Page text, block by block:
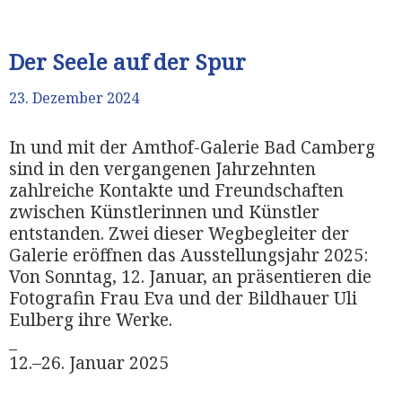
Der Seele auf der Spur
23. Dezember 2024
In und mit der Amthof-Galerie Bad Camberg
sind in den vergangenen Jahrzehnten
zahlreiche Kontakte und Freundschaften
zwischen Künstlerinnen und Künstler
entstanden. Zwei dieser Wegbegleiter der
Galerie eröffnen das Ausstellungsjahr 2025:
Von Sonntag, 12. Januar, an präsentieren die
Fotografin Frau Eva und der Bildhauer Uli
Eulberg ihre Werke.
12.–26. Januar 2025